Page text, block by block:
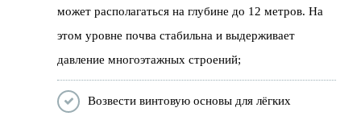
может располагаться на глубине до 12 метров. На
этом уровне почва стабильна и выдерживает
давление многоэтажных строений;
Возвести винтовую основы для лёгких